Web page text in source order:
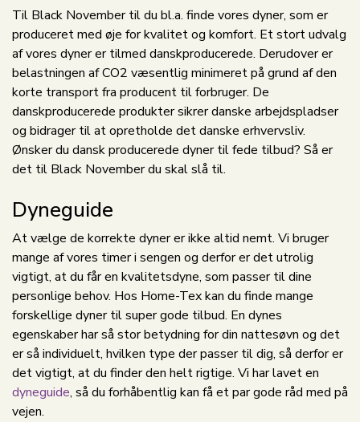
Til Black November til du bl.a. finde vores dyner, som er
produceret med øje for kvalitet og komfort. Et stort udvalg
af vores dyner er tilmed danskproducerede. Derudover er
belastningen af CO2 væsentlig minimeret på grund af den
korte transport fra producent til forbruger. De
danskproducerede produkter sikrer danske arbejdspladser
og bidrager til at opretholde det danske erhvervsliv.
Ønsker du dansk producerede dyner til fede tilbud? Så er
det til Black November du skal slå til.
Dyneguide
At vælge de korrekte dyner er ikke altid nemt. Vi bruger
mange af vores timer i sengen og derfor er det utrolig
vigtigt, at du får en kvalitetsdyne, som passer til dine
personlige behov. Hos Home-Tex kan du finde mange
forskellige dyner til super gode tilbud. En dynes
egenskaber har så stor betydning for din nattesøvn og det
er så individuelt, hvilken type der passer til dig, så derfor er
det vigtigt, at du finder den helt rigtige. Vi har lavet en
dyneguide, så du forhåbentlig kan få et par gode råd med på
vejen.